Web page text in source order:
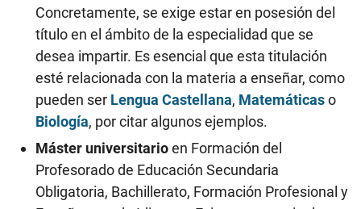
Concretamente, se exige estar en posesión del
título en el ámbito de la especialidad que se
desea impartir. Es esencial que esta titulación
esté relacionada con la materia a enseñar, como
pueden ser Lengua Castellana, Matemáticaso
Biología, por citar algunos ejemplos.
Máster universitarioen Formación del
Profesorado de Educación Secundaria
Obligatoria, Bachillerato, Formación Profesional y